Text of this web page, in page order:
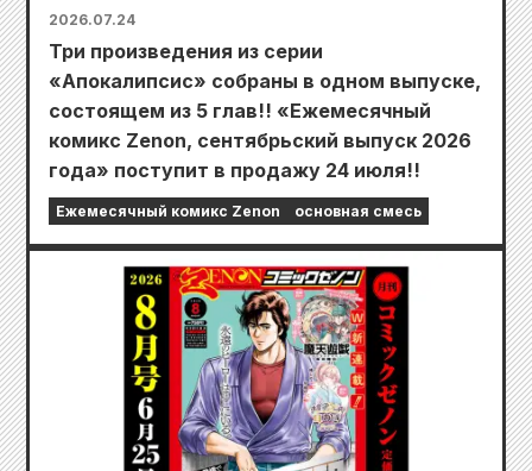
2026.07.24
Три произведения из серии
«Апокалипсис» собраны в одном выпуске,
состоящем из 5 глав!! «Ежемесячный
комикс Zenon, сентябрьский выпуск 2026
года» поступит в продажу 24 июля!!
Ежемесячный комикс Zenon основная смесь